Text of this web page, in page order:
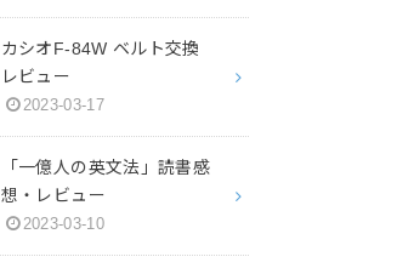
カシオF-84W ベルト交換
レビュー
2023-03-17
「一億人の英文法」読書感
想・レビュー
2023-03-10